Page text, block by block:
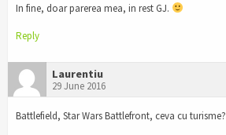
In fine, doar parerea mea, in rest GJ.
Reply
Laurentiu
29 June 2016
Battlefield, Star Wars Battlefront, ceva cu turisme?